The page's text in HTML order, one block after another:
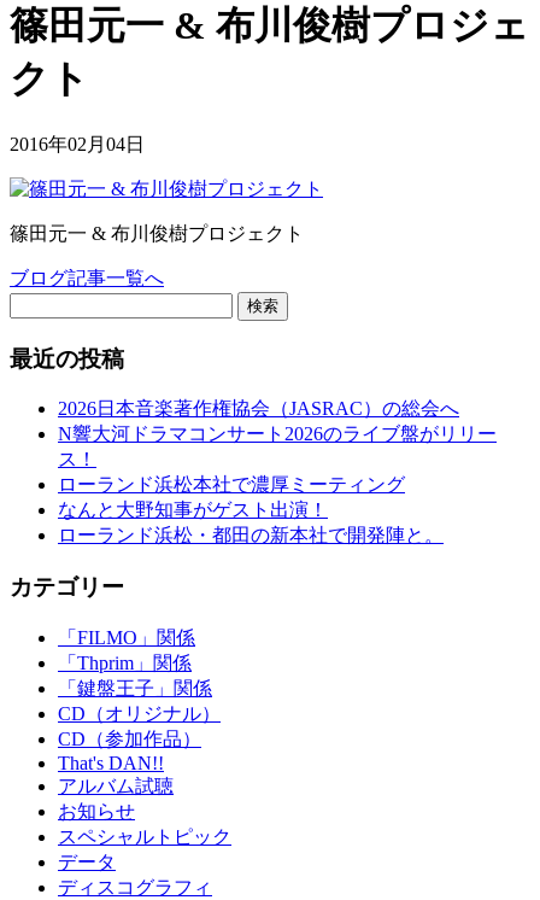
篠田元一 & 布川俊樹プロジェ
クト
2016年02月04日
篠田元一 & 布川俊樹プロジェクト
ブログ記事一覧へ
検索
最近の投稿
2026日本音楽著作権協会（JASRAC）の総会へ
N響大河ドラマコンサート2026のライブ盤がリリー
ス！
ローランド浜松本社で濃厚ミーティング
なんと大野知事がゲスト出演！
ローランド浜松・都田の新本社で開発陣と。
カテゴリー
「FILMO」関係
「Thprim」関係
「鍵盤王子」関係
CD（オリジナル）
CD（参加作品）
That's DAN!!
アルバム試聴
お知らせ
スペシャルトピック
データ
ディスコグラフィ